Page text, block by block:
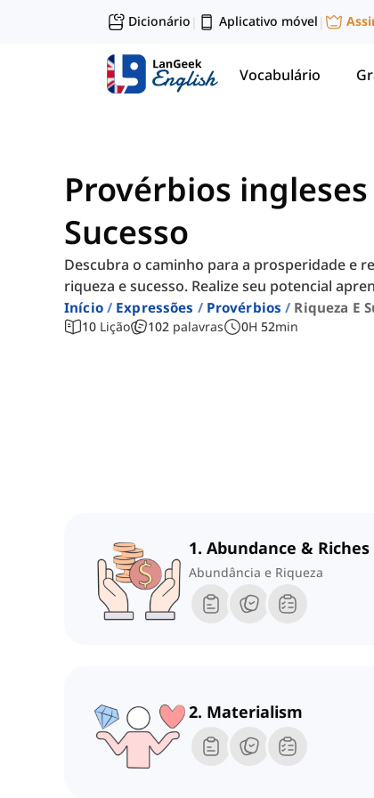
Dicionário | Aplicativo móvel |
Vocabulário
Provérbios
Sucesso
Descubra o caminho para a prosperidade e
riqueza e sucesso. Realize seu potencial
Início Expressões Provérbios Riqueza E
10 Lição 102 palavras 0H 52min
1. Abundance & Riches
Abundância e Riqueza
2. Materialism